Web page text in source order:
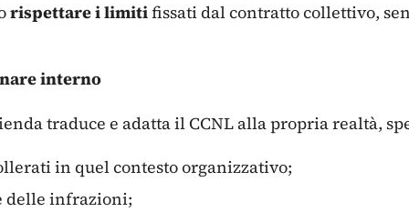
rispettare i limitifissati dal contratto collettivo,
interno
traduce e adatta il CCNL alla propria realtà,
in quel contesto organizzativo;
delle infrazioni;